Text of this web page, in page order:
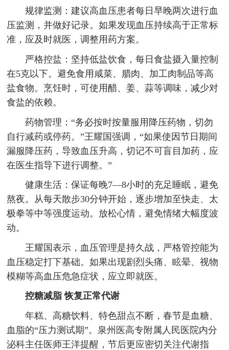
规律监测：建议高血压患者每日早晚两次进行血
压监测，并做好记录。如果发现血压持续高于正常标
准，应及时就医，调整用药方案。
严格控盐：坚持低盐饮食，每日食盐摄入量控制
在5克以下。避免食用咸菜、腊肉、加工肉制品等高
盐食物。烹饪时，可使用醋、姜、蒜等调味，减少对
食盐的依赖。
药物管理：“务必按时按量服用降压药物，切勿
自行减药或停药。”王耀国强调，“如果使因节日期间
漏服降压药，导致血压升高，切记不可盲目加药，应
在医生指导下进行调整。”
健康生活：保证每晚7—8小时的充足睡眠，避免
熬夜。从每天散步30分钟开始，逐步增加至快走、太
极拳等中等强度运动。放松心情，避免情绪大幅度波
动。
王耀国表示，血压管理是持久战，严格管控能为
血压稳定打下基础。如果出现剧烈头痛、眩晕、视物
模糊等高血压危急症状，应立即就医。
控糖减脂 恢复正常代谢
年糕、高糖饮料、特色甜点不断，春节是血糖、
血脂的“压力测试期”。泉州医高专附属人民医院内分
泌科主任医师王洋提醒，节后更应密切关注代谢指